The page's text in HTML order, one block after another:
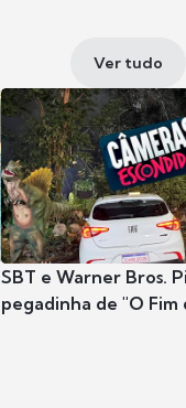
Ver tudo
SBT e Warner Bros.
pegadinha de "O Fim